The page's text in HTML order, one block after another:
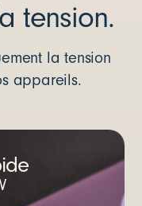
tension.
la tension
appareils.